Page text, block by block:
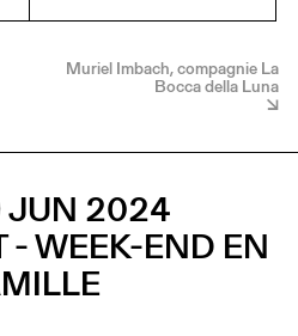
Muriel Imbach, compagnie La
Bocca della Luna
JUN 2024
- WEEK-END EN